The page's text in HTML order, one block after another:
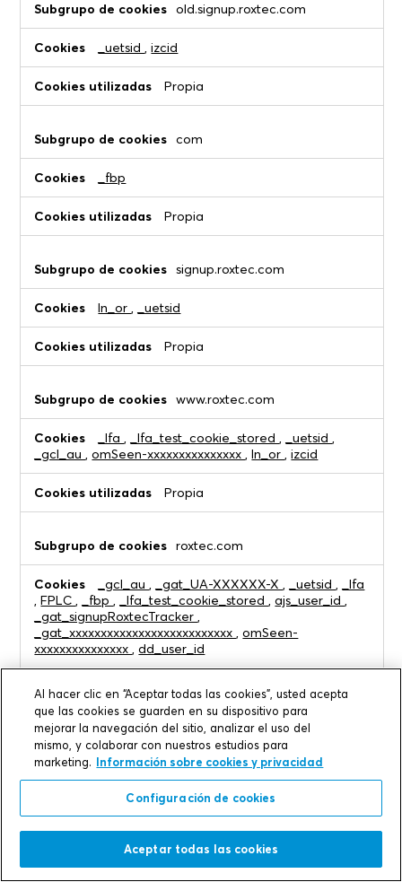
dirigidas
old.signup.roxtec.com
_uetsid,izcid
Propia
com
_fbp
Propia
signup.roxtec.com
ln_or, _uetsid
Propia
www.roxtec.com
_lfa, _lfa_test_cookie_stored, _uetsid,
_gcl_au,omSeen-xxxxxxxxxxxxxxx,ln_or,izcid
Propia
roxtec.com
_gcl_au, _gat_UA-XXXXXX-X, _uetsid,
_lfa
,FPLC, _fbp, _lfa_test_cookie_stored,ajs_user_id,
_gat_signupRoxtecTracker,
_gat_xxxxxxxxxxxxxxxxxxxxxxxxxx,omSeen-
xxxxxxxxxxxxxxx,dd_user_id
Propia
www.linkedin.com
bscookie
Tercero
login.microsoftonline.com
Al hacer clic en “Aceptar todas las cookies”, usted acepta
que las cookies se guarden en su dispositivo para
mejorar la navegación del sitio, analizar el uso del
mismo, y colaborar con nuestros estudios para
marketing. Información sobre cookies y privacidad
Configuración de cookies
Aceptar todas las cookies